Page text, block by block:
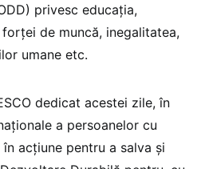
privesc educaţia,
de muncă, inegalitatea,
umane etc.
dedicat acestei zile, în
a persoanelor cu
acţiune pentru a salva şi